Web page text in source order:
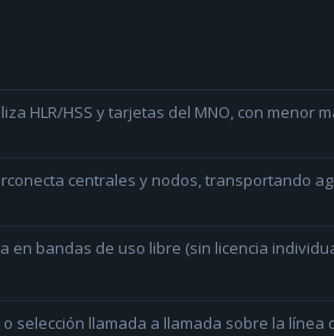
HLR/HSS y tarjetas del MNO, con menor
centrales y nodos, transportando
en bandas de uso libre (sin licencia
selección llamada a llamada sobre la línea